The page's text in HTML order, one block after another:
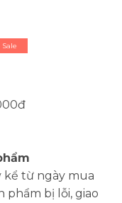
Sale
kể từ ngày mua
phẩm bị lỗi, giao